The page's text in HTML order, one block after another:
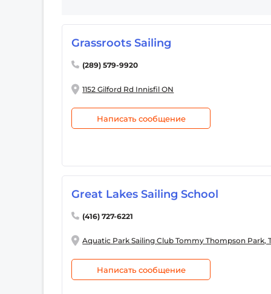
Grassroots Sailing
(289) 579-9920
1152 Gilford Rd Innisfil ON
Написать сообщение
Great Lakes Sailing School
(416) 727-6221
Aquatic Park Sailing Club Tommy Thompson Park,
Написать сообщение